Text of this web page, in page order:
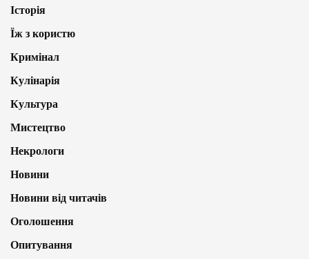
Історія
Їж з користю
Кримінал
Кулінарія
Культура
Мистецтво
Некрологи
Новини
Новини від читачів
Оголошення
Опитування